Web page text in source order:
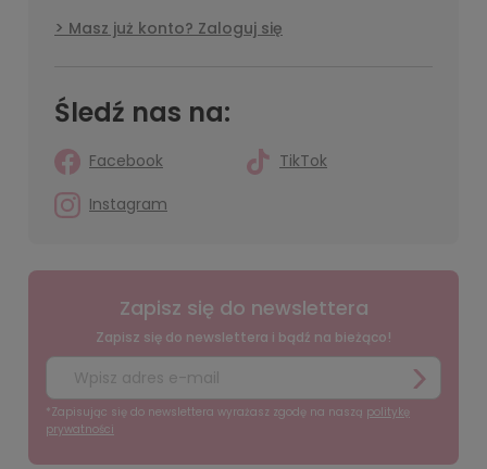
Masz już konto? Zaloguj się
Śledź nas na:
Facebook
TikTok
Instagram
Zapisz się do newslettera
Zapisz się do newslettera i bądź na bieżąco!
*Zapisując się do newslettera wyrażasz zgodę na naszą politykę
prywatności